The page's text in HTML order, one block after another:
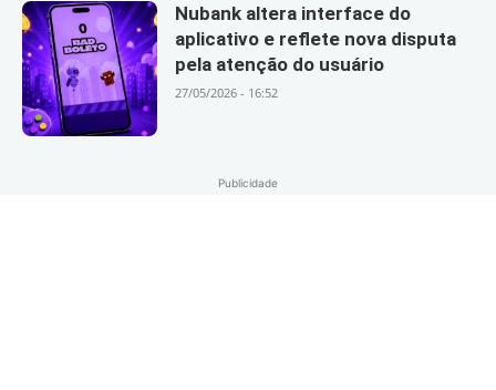
Nubank altera interface do
aplicativo e reflete nova disputa
pela atenção do usuário
27/05/2026 - 16:52
Publicidade